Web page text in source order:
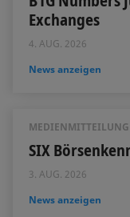
Exchanges
4. AUG. 2026
News anzeigen
SIX
3. AUG. 2026
News anzeigen